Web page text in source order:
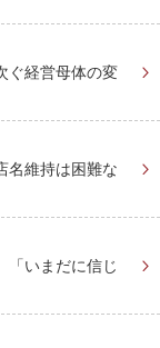
ぐ経営母体の変
名維持は困難な
いまだに信じ